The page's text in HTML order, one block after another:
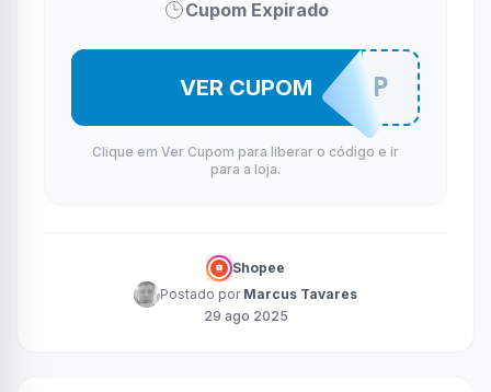
Cupom Expirado
AMOBDPP
VER CUPOM
Clique em Ver Cupom para liberar o código e ir
para a loja.
Shopee
Postado por Marcus Tavares
29 ago 2025